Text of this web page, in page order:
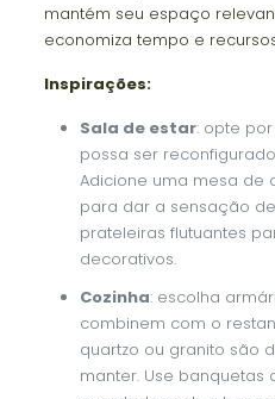
mantém seu espaço
economiza tempo e
Inspirações:
Sala de estar: opte
possa ser
Adicione uma mesa de
para dar a sensação
prateleiras flutuantes
decorativos.
Cozinha: escolha
combinem com o
quartzo ou granito são
manter. Use